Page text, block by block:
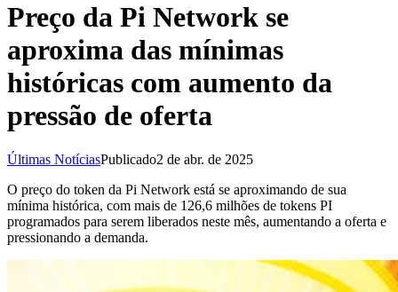
Preço da Pi Network se
aproxima das mínimas
históricas com aumento da
pressão de oferta
Últimas NotíciasPublicado2 de abr. de 2025
O preço do token da Pi Network está se aproximando de sua
mínima histórica, com mais de 126,6 milhões de tokens PI
programados para serem liberados neste mês, aumentando a oferta e
pressionando a demanda.